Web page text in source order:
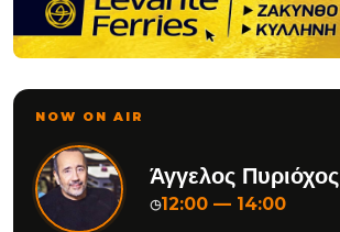
NOW ON AIR
Άγγελος Πυριόχος
◷12:00 — 14:00